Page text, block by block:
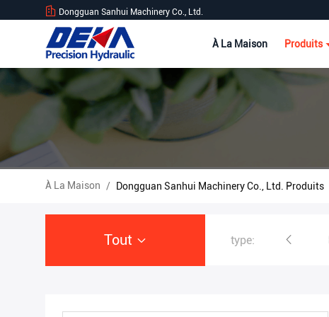
Dongguan Sanhui Machinery Co., Ltd.
À La Maison Produits
À La Maison / Dongguan Sanhui Machinery Co., Ltd. Produits
Tout type:
Excavatrice Hydraulic Pump